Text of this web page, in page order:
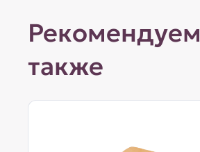
Рекомендуем
также